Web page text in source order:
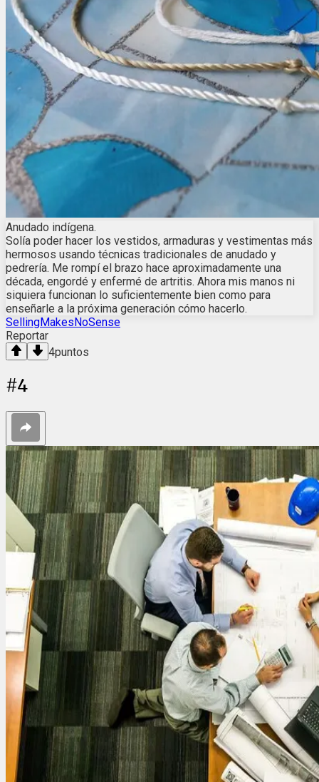
Anudado indígena.
Solía ​​poder hacer los vestidos, armaduras y vestimentas más
hermosos usando técnicas tradicionales de anudado y
pedrería. Me rompí el brazo hace aproximadamente una
década, engordé y enfermé de artritis. Ahora mis manos ni
siquiera funcionan lo suficientemente bien como para
enseñarle a la próxima generación cómo hacerlo.
SellingMakesNoSense
Reportar
4puntos
#4